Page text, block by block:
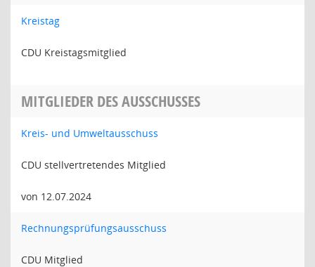
Kreistag
CDU Kreistagsmitglied
MITGLIEDER DES AUSSCHUSSES
Kreis- und Umweltausschuss
CDU stellvertretendes Mitglied
von 12.07.2024
Rechnungsprüfungsausschuss
CDU Mitglied